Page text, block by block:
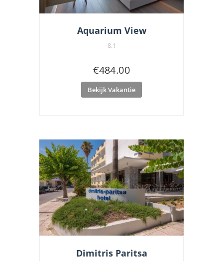
Aquarium View
8.1
€484.00
Bekijk Vakantie
Dimitris Paritsa